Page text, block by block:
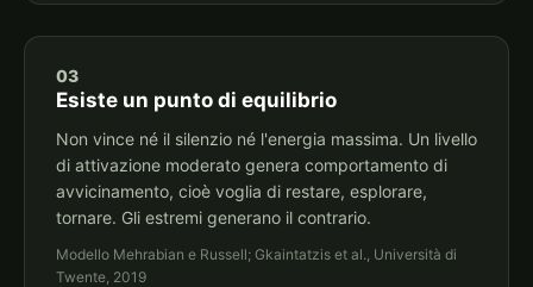
03
Esiste un punto di equilibrio
Non vince né il silenzio né l'energia massima. Un livello
di attivazione moderato genera comportamento di
avvicinamento, cioè voglia di restare, esplorare,
tornare. Gli estremi generano il contrario.
Modello Mehrabian e Russell; Gkaintatzis et al., Università di
Twente, 2019